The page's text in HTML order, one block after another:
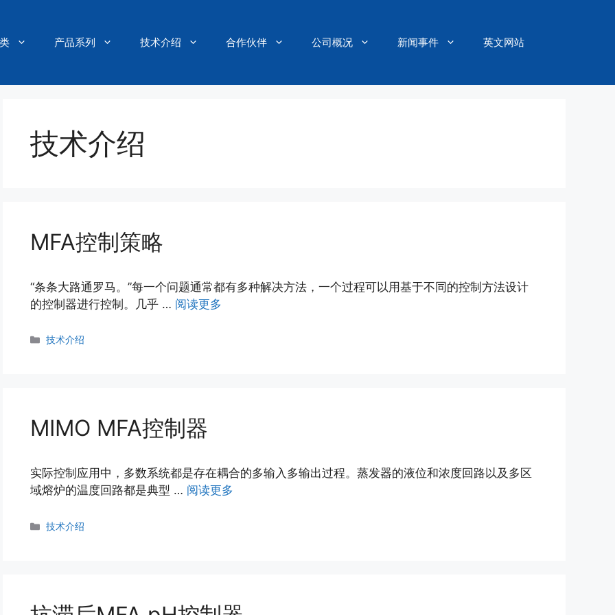
产品系列 技术介绍 合作伙伴 公司概况 新闻事件 英文网站
技术介绍
MFA控制策略
“条条大路通罗马。”每一个问题通常都有多种解决方法，一个过程可以用基于不同的控制方法设计
的控制器进行控制。几乎 … 阅读更多
分
技术介绍
MIMO MFA控制器
实际控制应用中，多数系统都是存在耦合的多输入多输出过程。蒸发器的液位和浓度回路以及多区
域熔炉的温度回路都是典型 … 阅读更多
分
技术介绍